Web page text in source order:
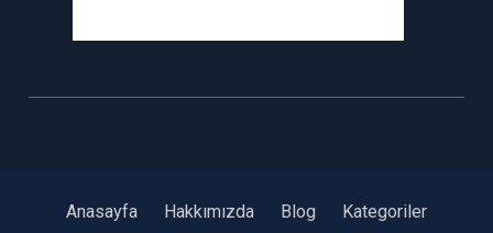
Anasayfa Hakkımızda Blog Kategoriler